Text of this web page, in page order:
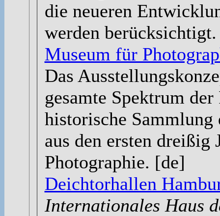
die neueren
werden
Museum für
Das
gesamte Spektrum
historische
aus den ersten dreißig
Photographie. [de]
Deichtorhallen
Internationales Haus